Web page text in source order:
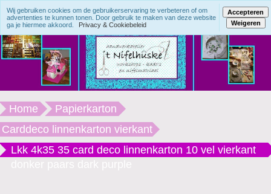
Home
Papierkarton
Carddeco linnenkarton vierkant
Lkk 4k35 35 card deco linnenkarton 10 vel vierkant
Wij gebruiken cookies om de gebruikerservaring te verbeteren of om
advertenties te kunnen tonen. Door gebruik te maken van deze website
ga je hiermee akkoord.
Privacy & Cookiebeleid
Accepteren
Weigeren